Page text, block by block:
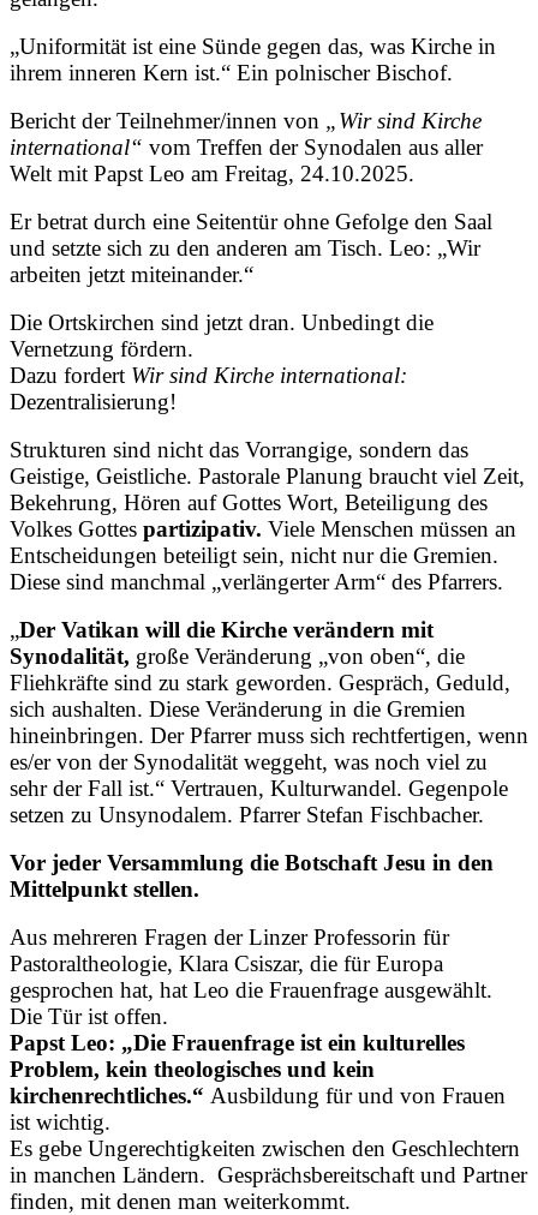
„Uniformität ist eine Sünde gegen das, was Kirche in
ihrem inneren Kern ist.“ Ein polnischer Bischof.
Bericht der Teilnehmer/innen von „Wir sind Kirche
international“ vom Treffen der Synodalen aus aller
Welt mit Papst Leo am Freitag, 24.10.2025.
Er betrat durch eine Seitentür ohne Gefolge den Saal
und setzte sich zu den anderen am Tisch. Leo: „Wir
arbeiten jetzt miteinander.“
Die Ortskirchen sind jetzt dran. Unbedingt die
Vernetzung fördern.
Dazu fordert Wir sind Kirche international:
Dezentralisierung!
Strukturen sind nicht das Vorrangige, sondern das
Geistige, Geistliche. Pastorale Planung braucht viel Zeit,
Bekehrung, Hören auf Gottes Wort, Beteiligung des
Volkes Gottes partizipativ. Viele Menschen müssen an
Entscheidungen beteiligt sein, nicht nur die Gremien.
Diese sind manchmal „verlängerter Arm“ des Pfarrers.
„Der Vatikan will die Kirche verändern mit
Synodalität, große Veränderung „von oben“, die
Fliehkräfte sind zu stark geworden. Gespräch, Geduld,
sich aushalten. Diese Veränderung in die Gremien
hineinbringen. Der Pfarrer muss sich rechtfertigen, wenn
es/er von der Synodalität weggeht, was noch viel zu
sehr der Fall ist.“ Vertrauen, Kulturwandel. Gegenpole
setzen zu Unsynodalem. Pfarrer Stefan Fischbacher.
Vor jeder Versammlung die Botschaft Jesu in den
Mittelpunkt stellen.
Aus mehreren Fragen der Linzer Professorin für
Pastoraltheologie, Klara Csiszar, die für Europa
gesprochen hat, hat Leo die Frauenfrage ausgewählt.
Die Tür ist offen.
Papst Leo: „Die Frauenfrage ist ein kulturelles
Problem, kein theologisches und kein
kirchenrechtliches.“ Ausbildung für und von Frauen
ist wichtig.
Es gebe Ungerechtigkeiten zwischen den Geschlechtern
in manchen Ländern. Gesprächsbereitschaft und Partner
finden, mit denen man weiterkommt.